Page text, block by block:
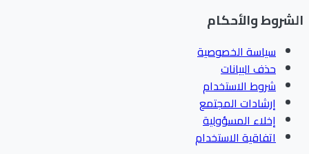
والأحكام
سياسة الخصوصية
حذف البيانات
شروط الاستخدام
إرشادات المجتمع
إخلاء المسؤولية
اتفاقية الاستخدام